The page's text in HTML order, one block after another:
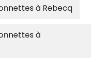
à Rebecq
à